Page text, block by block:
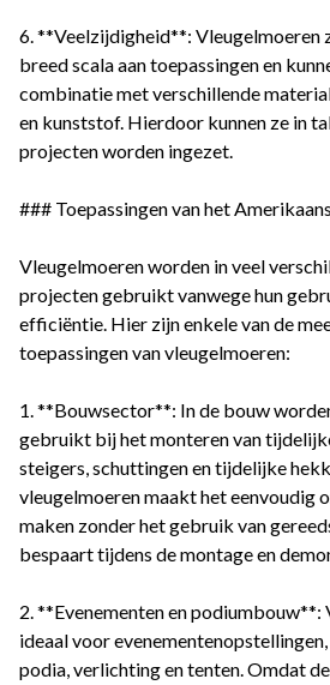
6. **Veelzijdigheid**: Vleugelmoeren
breed scala aan toepassingen en
combinatie met verschillende
en kunststof. Hierdoor kunnen ze in
projecten worden ingezet.
### Toepassingen van het
Vleugelmoeren worden in veel
projecten gebruikt vanwege hun
efficiëntie. Hier zijn enkele van de
toepassingen van vleugelmoeren:
1. **Bouwsector**: In de bouw
gebruikt bij het monteren van
steigers, schuttingen en tijdelijke
vleugelmoeren maakt het eenvoudig
maken zonder het gebruik van
bespaart tijdens de montage en
2. **Evenementen en podiumbouw**:
ideaal voor
podia, verlichting en tenten. Omdat